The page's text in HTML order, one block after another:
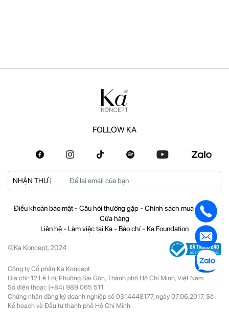
FOLLOW KA
NHẬN THƯ |
Điều khoản bảo mật-Câu hỏi thường gặp-Chính sách mua hàng
Cửa hàng
Liên hệ- Làm việc tại Ka- Báo chí- Ka Foundation
©Ka Koncept, 2024
Công ty Cổ phần Ka Koncept
Địa chỉ: 12 Lê Lợi, Phường Sài Gòn, Thành phố Hồ Chí Minh, Việt Nam
Số điện thoại: (+84) 989 065 511
Chứng nhận đăng ký doanh nghiệp số 0314448177, ngày 07.06.2017, Sở
Kế hoạch và Đầu tư thành phố Hồ Chí Minh